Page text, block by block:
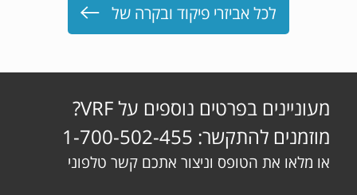
לכל אביזרי פיקוד ובקרה של
מעוניינים בפרטים נוספים על VRF?
מוזמנים להתקשר: 1-700-502-455
או מלאו את הטופס וניצור אתכם קשר טלפוני